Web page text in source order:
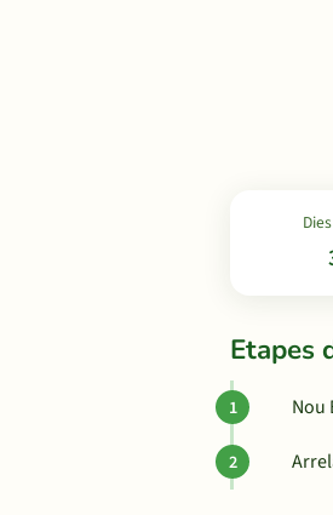
Etapes
Nou